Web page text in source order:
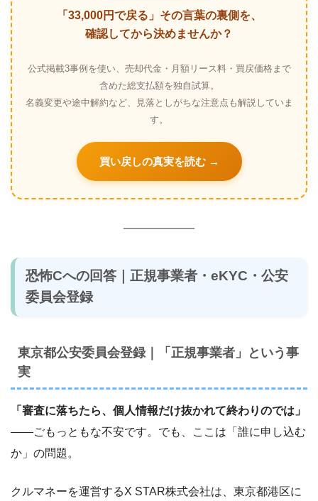
「33,000円で戻る」その言葉の裏側を、
確認してから決めませんか？
公式掲載3事例を使い、売却代金・月額リース料・買戻価格まで
含めた総支払額を独自試算。
名義変更や途中解約など、見落としがちな注意点も解説していま
す。
買い戻しの真実を読む →
恐怖Cへの回答｜正規事業者・eKYC・公安
委員会登録
東京都公安委員会登録｜「正規事業者」という事
実
「審査に落ちたら、個人情報だけ抜かれて終わりのでは」
――ごもっともな不安です。でも、ここは「誰に申し込む
か」の問題。
クルマネーを運営するX STAR株式会社は、東京都港区に